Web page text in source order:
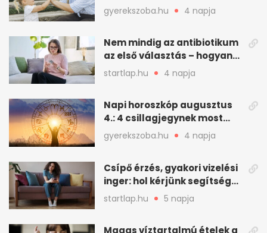
kerestek nevet
gyerekszoba.hu 4 napja
Nem mindig az antibiotikum
az első választás – hogyan
kezeljük a felfázást? (x)
startlap.hu 4 napja
Napi horoszkóp augusztus
4.: 4 csillagjegynek most
minden összejön
gyerekszoba.hu 4 napja
Csípő érzés, gyakori vizelési
inger: hol kérjünk segítséget
felfázás esetén?
startlap.hu 5 napja
Magas víztartalmú ételek a